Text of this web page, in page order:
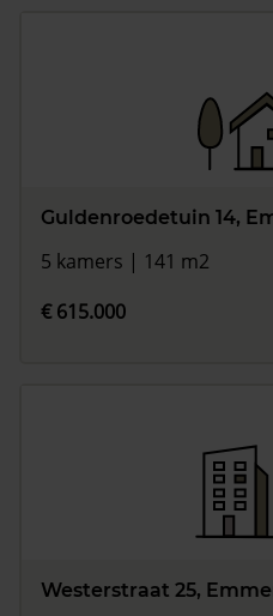
Guldenroedetuin 14,
5 kamers | 141 m2
€ 615.000
Westerstraat 25,